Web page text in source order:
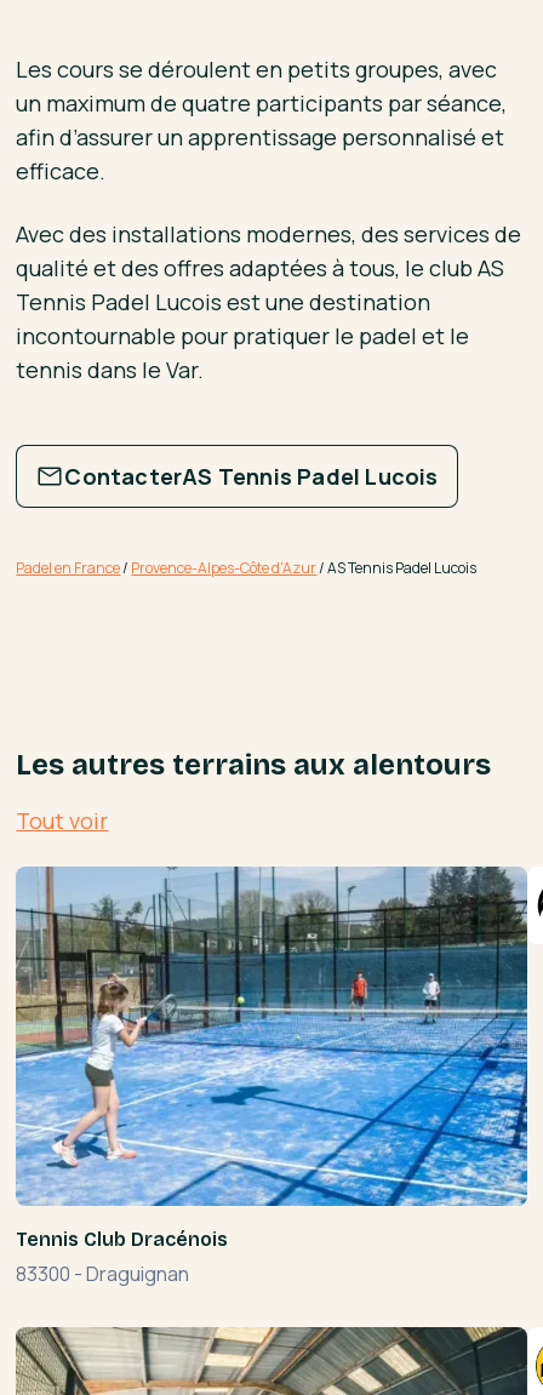
Les cours se déroulent en petits groupes, avec
un maximum de quatre participants par séance,
afin d’assurer un apprentissage personnalisé et
efficace.
Avec des installations modernes, des services de
qualité et des offres adaptées à tous, le club AS
Tennis Padel Lucois est une destination
incontournable pour pratiquer le padel et le
tennis dans le Var.
ContacterAS Tennis Padel Lucois
Padel en France/ Provence-Alpes-Côte d'Azur/AS Tennis Padel Lucois
Les autres terrains aux alentours
Tout voir
Tennis Club Dracénois
83300 -Draguignan